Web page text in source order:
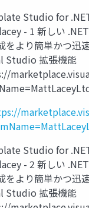
Studio for
- 1 新しい
をより簡単かつ迅
Studio 拡張機能
Studio for
- 2 新しい
をより簡単かつ迅
Studio 拡張機能